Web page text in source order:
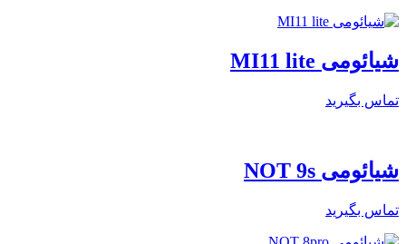
شیائومی MI11 lite
تماس بگیرید
شیائومی NOT 9s
تماس بگیرید